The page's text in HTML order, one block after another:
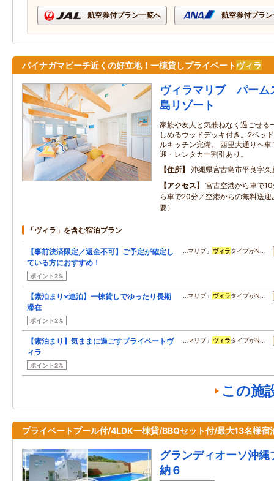
航空券付プラン一覧へ 航空券付プラ
パイナガマビーチ近くの好立地！一棟貸しプライベートヴィラ
ヴィラマリブ パーム
島リゾート
家族や友人と気兼ねなく過ごせる
しめるウッドデッキ付き。2ベッ
ルキッチン完備。 西里大通りへ
迎・レンタカー割引あり。
住所
沖縄県宮古島市平良字
アクセス
宮古空港から車で
ら車で20分／空港からの無料送
要）
「ヴィラ」を含む宿泊プラン
【事前決済限定／返金不可】ご予定が確定し
ている方におすすめ！
ポイント2%
…マリブ」 ヴィラタイプがN…
【素泊まり×連泊】一棟貸しでゆったり長期
滞在
ポイント2%
…マリブ」 ヴィラタイプがN…
【素泊まり】気ままに過ごすプライベートヴ
ィラ
ポイント2%
…マリブ」 ヴィラタイプがN…
この施
プライベートプール付/4LDK一棟貸/BBQセット付/最大13名様宿
グランディオーソ沖
納６